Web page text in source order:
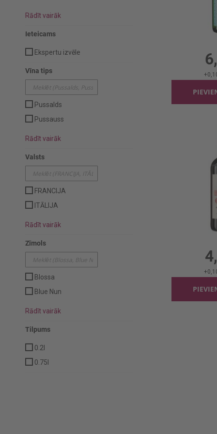
+
Karstvīns
+
Rādīt vairāk
Ieteicams
Ekspertu izvēle
Vīna tips
Pussalds
Pussauss
Rādīt vairāk
Valsts
FRANCIJA
ITĀLIJA
Rādīt vairāk
Zīmols
Blossa
Blue Nun
Rādīt vairāk
Tilpums
0.2l
0.75l